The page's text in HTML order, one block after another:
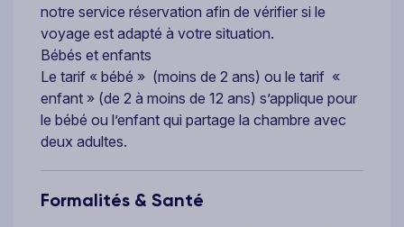
notre service réservation afin de vérifier si le
voyage est adapté à votre situation.
Bébés et enfants
Le tarif « bébé » (moins de 2 ans) ou le tarif «
enfant » (de 2 à moins de 12 ans) s’applique pour
le bébé ou l’enfant qui partage la chambre avec
deux adultes.
Formalités & Santé